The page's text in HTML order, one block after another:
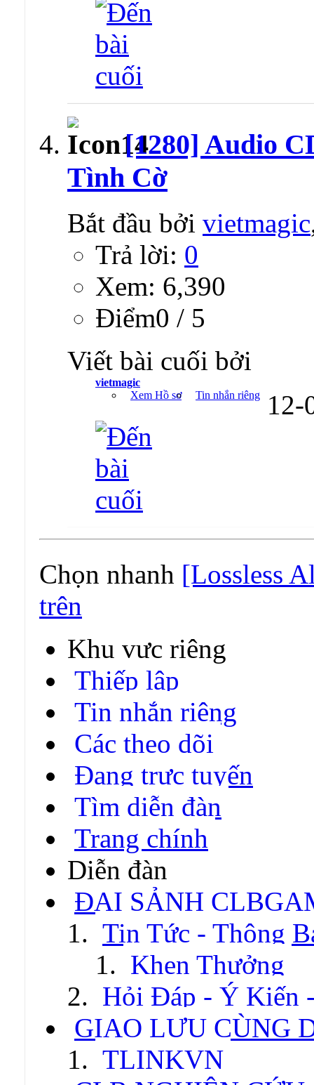
[1280] Audio
Tình Cờ
Bắt đầu bởi vietmagic
Trả lời: 0
Xem: 6,390
Ðiểm0 / 5
Viết bài cuối bởi
vietmagic
Xem Hồ sơ
Tin nhắn riêng
Chọn nhanh [Lossless
trên
Khu vực riêng
Thiếp lập
Tin nhắn riêng
Các theo dõi
Đang trực tuyến
Tìm diễn đàn
Trang chính
Diễn đàn
ĐẠI SẢNH
Tin Tức - Thông
Khen Thưởng
Hỏi Đáp - Ý Kiến
GIAO LƯU CÙNG
TLINKVN